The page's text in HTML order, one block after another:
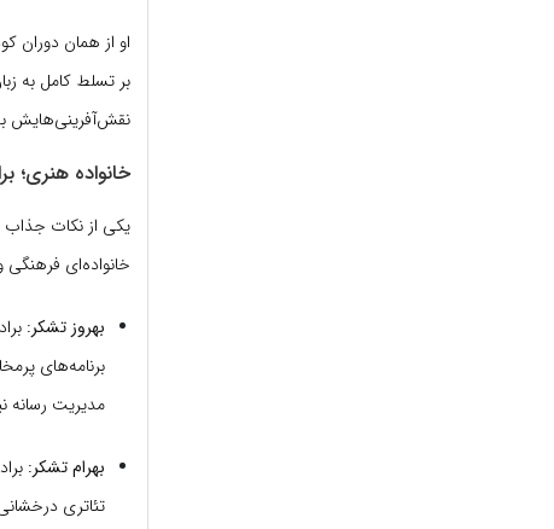
او از همان دوران
بر تسلط کامل به
نقش‌آفرینی‌هایش
خانواده هنری؛
یکی از نکات جذاب
خانواده‌ای فرهنگی
بهروز تشکر:
برنامه‌های
مدیریت رسانه
بهرام تشکر:
تئاتری